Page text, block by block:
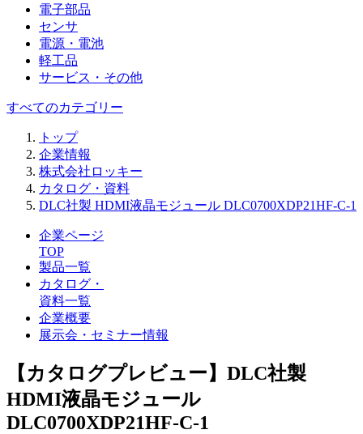
電子部品
センサ
電源・電池
軽工品
サービス・その他
すべてのカテゴリー
トップ
企業情報
株式会社ロッキー
カタログ・資料
DLC社製 HDMI液晶モジュール DLC0700XDP21HF-C-1
企業ページ
TOP
製品一覧
カタログ・
資料一覧
企業概要
展示会・セミナー情報
【カタログプレビュー】DLC社製
HDMI液晶モジュール
DLC0700XDP21HF-C-1